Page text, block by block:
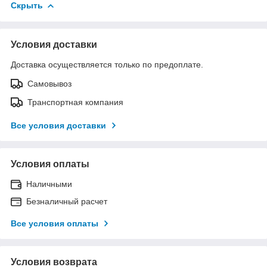
Скрыть
Условия доставки
Доставка осуществляется только по предоплате.
Самовывоз
Транспортная компания
Все условия доставки
Условия оплаты
Наличными
Безналичный расчет
Все условия оплаты
Условия возврата